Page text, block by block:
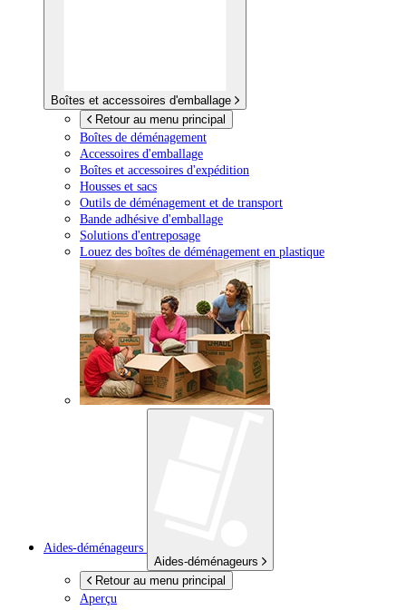
Boîtes et accessoires d'emballage
Retour au menu principal
Boîtes de déménagement
Accessoires d'emballage
Boîtes et accessoires d'expédition
Housses et sacs
Outils de déménagement et de transport
Bande adhésive d'emballage
Solutions d'entreposage
Louez des boîtes de déménagement en plastique
Aides-déménageurs
Aides-déménageurs
Retour au menu principal
Aperçu